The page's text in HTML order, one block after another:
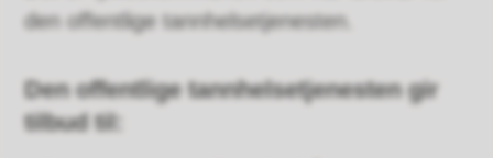
den offentlige tannhelsetjenesten.
Den offentlige tannhelsetjenesten gir
tilbud til: